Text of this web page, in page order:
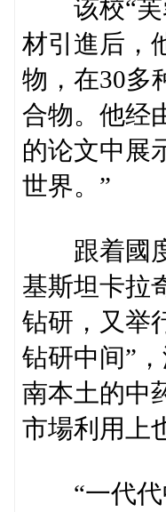
该校“芙蓉
材引進后，
物，在30多
合物。他经
的论文中展
世界。”
跟着國度“
基斯坦卡拉
钻研，又举
钻研中间”
南本土的中
市場利用上
“一代代